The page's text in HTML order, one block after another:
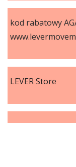
kod rabatowy
LEVER Store